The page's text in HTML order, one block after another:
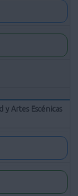
y Artes Escénicas